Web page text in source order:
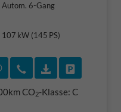
Autom. 6-Gang
107 kW (145 PS)
Rückruf vereinbaren
Wir rufen Sie an
CO2-Klasse: C